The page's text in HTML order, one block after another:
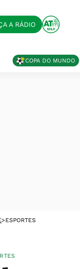
A RÁDIO
COPA DO MUNDO
>ESPORTES